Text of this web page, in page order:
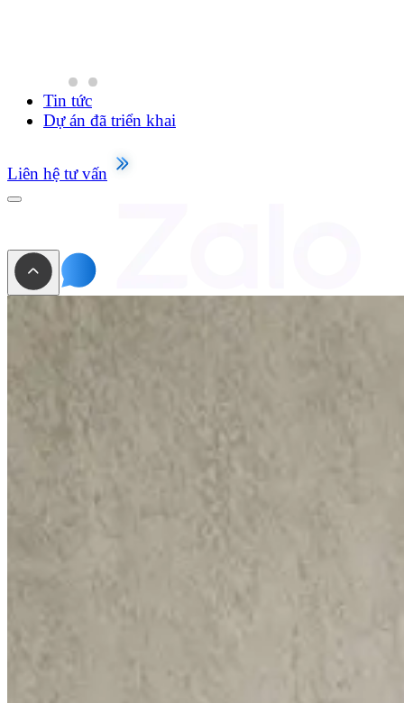
Tin tức
Dự án đã triển khai
Liên hệ tư vấn